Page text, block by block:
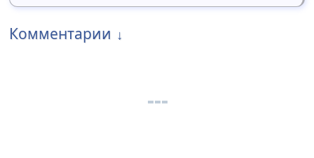
Комментарии